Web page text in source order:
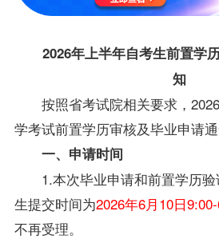
2026年上半年自考生前置学
知
按照省考试院相关要求，
学考试前置学历审核及毕业申请通
一、申请时间
1.本次毕业申请和前置学历
生提交时间为2026年6月10日
不再受理。